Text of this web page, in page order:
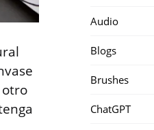
otro
Audio
Blogs
Brushes
ChatGPT